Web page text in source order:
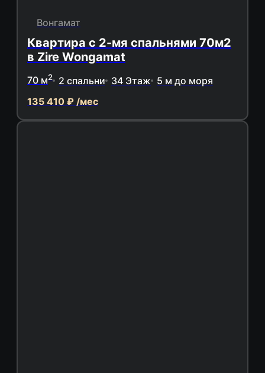
Вонгамат
Квартира с 2-мя спальнями 70м2
в Zire Wongamat
70 м2 2 спальни 34 Этаж 5 м до моря
135 410 ₽ /мес